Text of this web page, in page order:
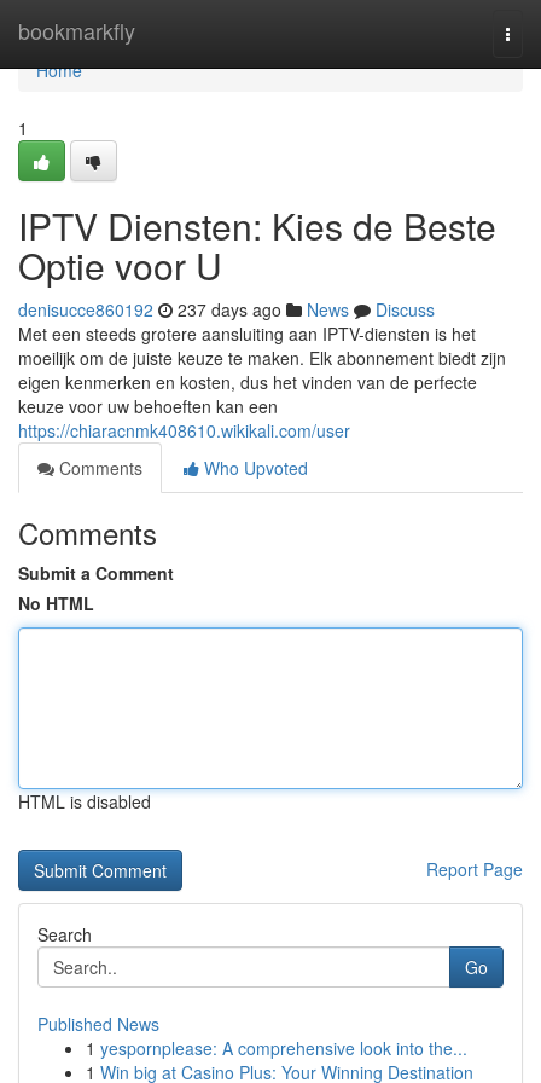
bookmarkfly
Home
Home
1
IPTV Diensten: Kies de Beste
Optie voor U
denisucce860192 237 days ago News
Discuss
Met een steeds grotere aansluiting aan IPTV-diensten is het
moeilijk om de juiste keuze te maken. Elk abonnement biedt zijn
eigen kenmerken en kosten, dus het vinden van de perfecte
keuze voor uw behoeften kan een
https://chiaracnmk408610.wikikali.com/user
Comments
Who Upvoted
Comments
Submit a Comment
No HTML
HTML is disabled
Report Page
Search
Go
Published News
1 yespornplease: A comprehensive look into the...
1 Win big at Casino Plus: Your Winning Destination